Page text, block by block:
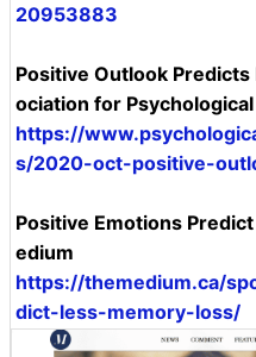
20953883
Positive Outlook
ociation for Psychological
https://
s/2020-oct-positive-
Positive Emotions
edium
https://themedium.ca/
dict-less-memory-loss/